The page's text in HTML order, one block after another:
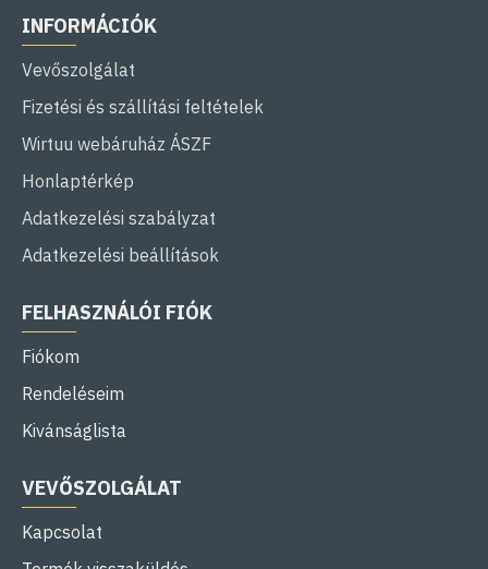
INFORMÁCIÓK
Vevőszolgálat
Fizetési és szállítási feltételek
Wirtuu webáruház ÁSZF
Honlaptérkép
Adatkezelési szabályzat
Adatkezelési beállítások
FELHASZNÁLÓI FIÓK
Fiókom
Rendeléseim
Kivánságlista
VEVŐSZOLGÁLAT
Kapcsolat